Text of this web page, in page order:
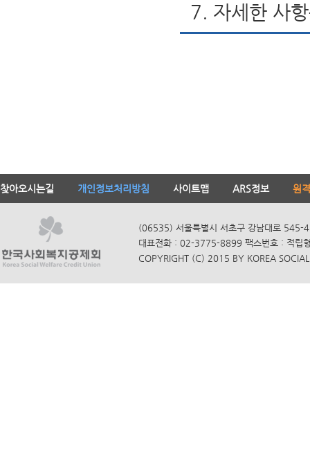
7. 자세한 사
찾아오시는길 개인정보처리방침 사이트맵 ARS정보 원
(06535) 서울특별시 서초구 강남대로 545-
대표전화 : 02-3775-8899 팩스번호 : 적립
COPYRIGHT (C) 2015 BY KOREA SOCIAL